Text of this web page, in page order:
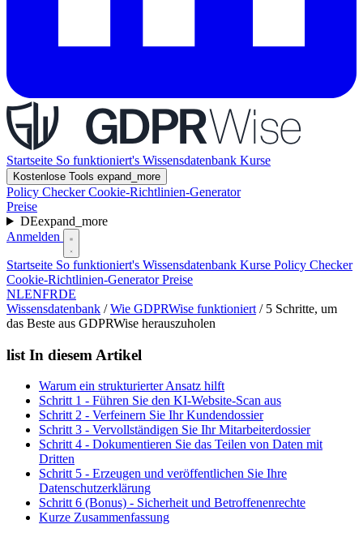
Startseite So funktioniert's Wissensdatenbank Kurse
Kostenlose Tools expand_more
Policy CheckerCookie-Richtlinien-Generator
Preise
DEexpand_more
Anmelden
Startseite So funktioniert's Wissensdatenbank Kurse Policy Checker
Cookie-Richtlinien-GeneratorPreise
NLENFRDE
Wissensdatenbank / Wie GDPRWise funktioniert / 5 Schritte, um
das Beste aus GDPRWise herauszuholen
list In diesem Artikel
Warum ein strukturierter Ansatz hilft
Schritt 1 - Führen Sie den KI-Website-Scan aus
Schritt 2 - Verfeinern Sie Ihr Kundendossier
Schritt 3 - Vervollständigen Sie Ihr Mitarbeiterdossier
Schritt 4 - Dokumentieren Sie das Teilen von Daten mit
Dritten
Schritt 5 - Erzeugen und veröffentlichen Sie Ihre
Datenschutzerklärung
Schritt 6 (Bonus) - Sicherheit und Betroffenenrechte
Kurze Zusammenfassung